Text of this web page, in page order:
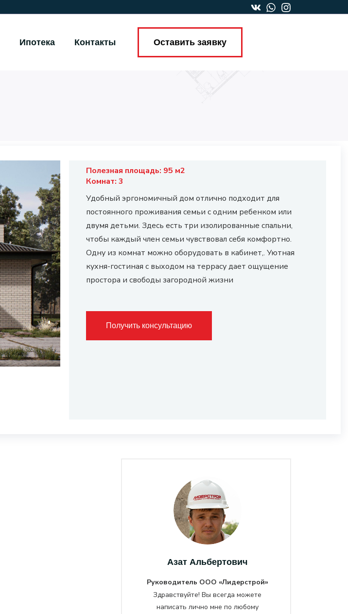
Ипотека Контакты Оставить заявку
Полезная площадь: 95 м2
Комнат:3
Удобный эргономичный дом отлично подходит для
постоянного проживания семьи с одним ребенком или
двумя детьми. Здесь есть три изолированные спальни,
чтобы каждый член семьи чувствовал себя комфортно.
Одну из комнат можно оборудовать в кабинет,. Уютная
кухня-гостиная с выходом на террасу дает ощущение
простора и свободы загородной жизни
Получить консультацию
Азат Альбертович
Руководитель ООО «Лидерстрой»
Здравствуйте! Вы всегда можете
написать лично мне по любому